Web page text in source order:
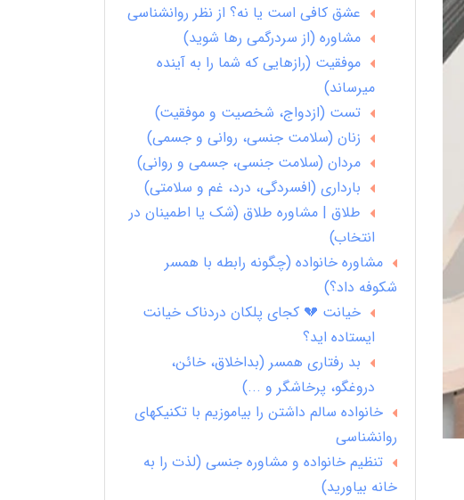
عشق کافی است یا نه؟ از نظر روانشناسی
مشاوره (از سردرگمی رها شوید)
موفقیت (رازهایی که شما را به آینده
میرساند)
تست (ازدواج، شخصیت و موفقیت)
زنان (سلامت جنسی، روانی و جسمی)
مردان (سلامت جنسی، جسمی و روانی)
بارداری (افسردگی، درد، غم و سلامتی)
طلاق | مشاوره طلاق (شک یا اطمینان در
انتخاب)
مشاوره خانواده (چگونه رابطه با همسر
شکوفه داد؟)
خیانت 💔 کجای پلکان دردناک خیانت
ایستاده اید؟
بد رفتاری همسر (بداخلاق، خائن،
دروغگو، پرخاشگر و ...)
خانواده سالم داشتن را بیاموزیم با تکنیکهای
روانشناسی
تنظیم خانواده و مشاوره جنسی (لذت را به
خانه بیاورید)